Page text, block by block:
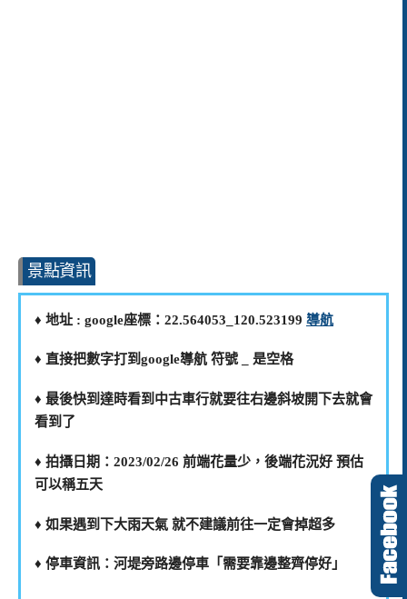
景點資訊
♦️ 地址 : google座標：22.564053_120.523199 導航
♦️ 直接把數字打到google導航 符號 _ 是空格
♦️ 最後快到達時看到中古車行就要往右邊斜坡開下去就會
看到了
♦️ 拍攝日期：2023/02/26 前端花量少，後端花況好 預估
可以稱五天
♦️ 如果遇到下大雨天氣 就不建議前往一定會掉超多
♦️ 停車資訊：河堤旁路邊停車「需要靠邊整齊停好」